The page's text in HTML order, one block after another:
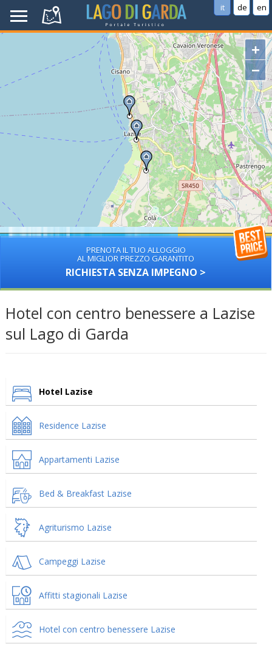
it de en
+
−
PRENOTA IL TUO ALLOGGIO
AL MIGLIOR PREZZO GARANTITO
RICHIESTA SENZA IMPEGNO >
Hotel con centro benessere a Lazise
sul Lago di Garda
Hotel Lazise
Residence Lazise
Appartamenti Lazise
Bed & Breakfast Lazise
Agriturismo Lazise
Campeggi Lazise
Affitti stagionali Lazise
Hotel con centro benessere Lazise